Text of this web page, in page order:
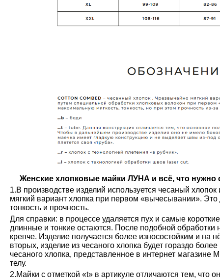
Женские хлопковые майки ЛУНА и всё, что нужно
1.В производстве изделий используется чесаный
мягкий вариант хлопка при первом «вычесывании». Это
тонкость и прочность.
Для справки: в процессе удаляется пух и самые
длинные и тонкие остаются. После подобной обработки
крепче. Изделие получается более износостойким и на
вторых, изделие из чесаного хлопка будет гораздо
чесаного хлопка, представленное в интернет магазине
телу.
2.Майки с отметкой «t» в артикуле отличаются тем, что